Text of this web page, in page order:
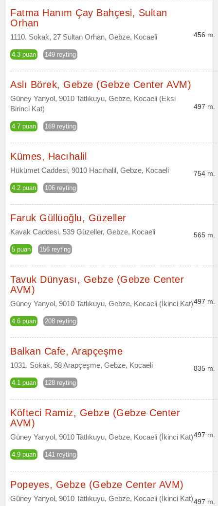
Fatma Hanım Çay Bahçesi, Sultan
Orhan
1110. Sokak, 27 Sultan Orhan, Gebze, Kocaeli
4.3 puan 149 reyting
456 m.
Aslı Börek, Gebze (Gebze Center AVM)
Güney Yanyol, 9010 Tatlıkuyu, Gebze, Kocaeli (Eksi
Birinci Kat)
4.7 puan 169 reyting
497 m.
Kümes, Hacıhalil
Hükümet Caddesi, 9010 Hacıhalil, Gebze, Kocaeli
4.2 puan 106 reyting
754 m.
Faruk Güllüoğlu, Güzeller
Kavak Caddesi, 539 Güzeller, Gebze, Kocaeli
5 puan 156 reyting
565 m.
Tavuk Dünyası, Gebze (Gebze Center
AVM)
Güney Yanyol, 9010 Tatlıkuyu, Gebze, Kocaeli (İkinci Kat)
4.6 puan 208 reyting
497 m.
Balkan Cafe, Arapçeşme
1031. Sokak, 58 Arapçeşme, Gebze, Kocaeli
4.1 puan 128 reyting
835 m.
Köfteci Ramiz, Gebze (Gebze Center
AVM)
Güney Yanyol, 9010 Tatlıkuyu, Gebze, Kocaeli (İkinci Kat)
4.9 puan 141 reyting
497 m.
Popeyes, Gebze (Gebze Center AVM)
Güney Yanyol, 9010 Tatlıkuyu, Gebze, Kocaeli (İkinci Kat)497 m.